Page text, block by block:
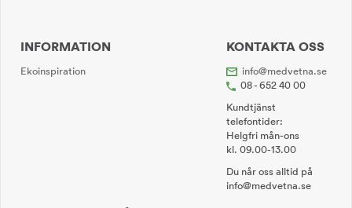
INFORMATION
Ekoinspiration
KONTAKTA OSS
info@medvetna.se
08 - 652 40 00
Kundtjänst
telefontider:
Helgfri mån-ons
kl. 09.00-13.00
Du når oss alltid på
info@medvetna.se